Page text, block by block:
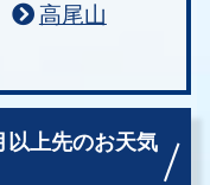
高尾山
以上先のお天気